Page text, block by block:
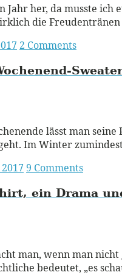
Jahr her, da musste ich
die
2 Comments
lässt man
Im Winter
9 Comments
ein Drama
man, wenn man
bedeutet, „es